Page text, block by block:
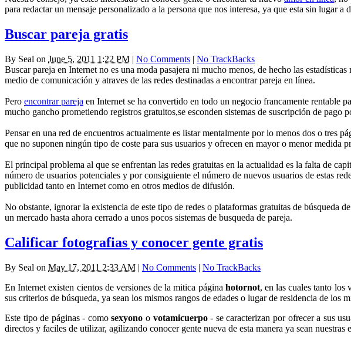
para redactar un mensaje personalizado a la persona que nos interesa, ya que esta sin lugar a
Buscar pareja gratis
By Seal on June 5, 2011 1:22 PM | No Comments | No TrackBacks
Buscar pareja en Internet no es una moda pasajera ni mucho menos, de hecho las
medio de comunicación y atraves de las redes destinadas a encontrar pareja en línea.
Pero encontrar pareja en Internet se ha convertido en todo un negocio francamente rentable
mucho gancho prometiendo registros gratuitos,se esconden sistemas de suscripción de pago
Pensar en una red de encuentros actualmente es listar mentalmente por lo menos dos o tres
que no suponen ningún tipo de coste para sus usuarios y ofrecen en mayor o menor medida
El principal problema al que se enfrentan las redes gratuitas en la actualidad es la falta de
número de usuarios potenciales y por consiguiente el número de nuevos usuarios de estas
publicidad tanto en Internet como en otros medios de difusión.
No obstante, ignorar la existencia de este tipo de redes o plataformas gratuitas de búsqueda
un mercado hasta ahora cerrado a unos pocos sistemas de busqueda de pareja.
Calificar fotografias y conocer gente gratis
By Seal on May 17, 2011 2:33 AM | No Comments | No TrackBacks
En Internet existen cientos de versiones de la mitica página hotornot, en las cuales tanto los
sus criterios de búsqueda, ya sean los mismos rangos de edades o lugar de residencia de los
Este tipo de páginas - comosexyono o votamicuerpo- se caracterizan por ofrecer a sus
directos y faciles de utilizar, agilizando conocer gente nueva de esta manera ya sean nuestras